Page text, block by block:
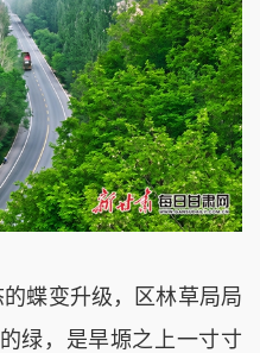
蝶变升级，区林草局局
绿，是旱塬之上一寸寸